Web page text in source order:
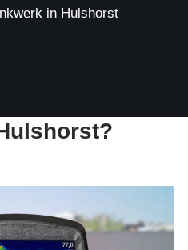
in Hulshorst